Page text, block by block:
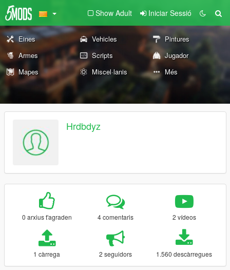
Show Adult Iniciar Sessió
Eines Vehicles
Pintures
Armes
Scripts
Jugador
Mapes
Miscel·lanis Més
Hrdbdyz
0 arxius t'agraden 4 comentaris 2 vídeos
1 càrrega 2 seguidors 1.560 descàrregues